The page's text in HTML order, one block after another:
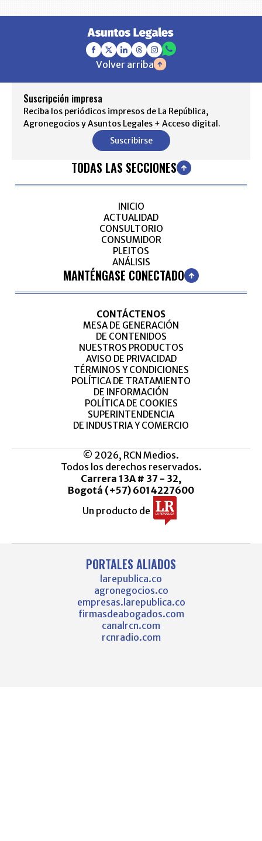
Volver arriba
Suscripción impresa
Reciba los periódicos impresos de La República,
Agronegocios y Asuntos Legales + Acceso digital.
Suscribirse
TODAS LAS SECCIONES
INICIO
ACTUALIDAD
CONSULTORIO
CONSUMIDOR
PLEITOS
ANÁLISIS
MANTÉNGASE CONECTADO
CONTÁCTENOS
MESA DE GENERACIÓN
DE CONTENIDOS
NUESTROS PRODUCTOS
AVISO DE PRIVACIDAD
TÉRMINOS Y CONDICIONES
POLÍTICA DE TRATAMIENTO
DE INFORMACIÓN
POLÍTICA DE COOKIES
SUPERINTENDENCIA
DE INDUSTRIA Y COMERCIO
© 2026, RCN Medios.
Todos los derechos reservados.
Carrera 13A # 37 - 32,
Bogotá (+57) 6014227600
Un producto de
PORTALES ALIADOS
larepublica.co
agronegocios.co
empresas.larepublica.co
firmasdeabogados.com
canalrcn.com
rcnradio.com